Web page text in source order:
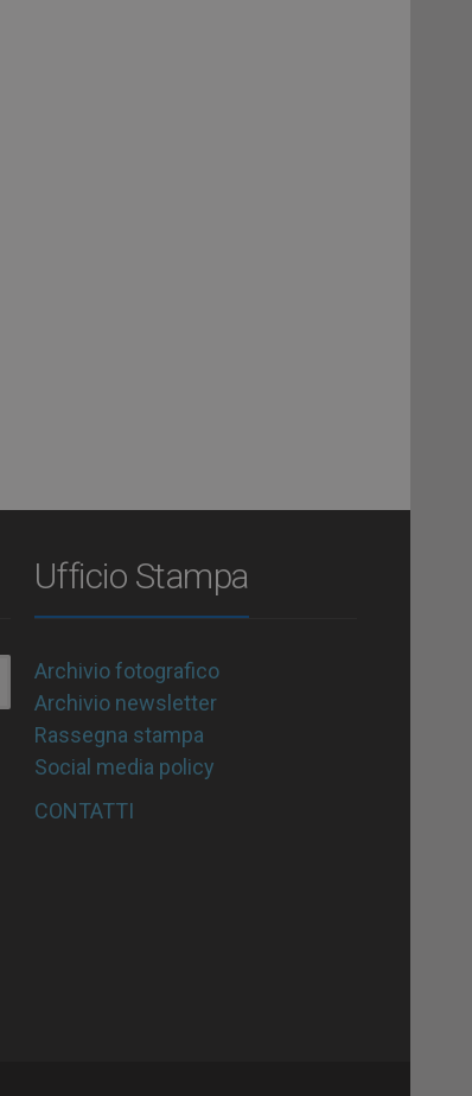
Ufficio Stampa
Archivio fotografico
Archivio newsletter
Rassegna stampa
Social media policy
CONTATTI